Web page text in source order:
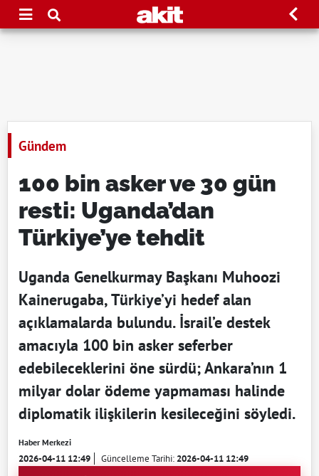
Gündem
100 bin asker ve 30 gün
resti: Uganda’dan
Türkiye’ye tehdit
Uganda Genelkurmay Başkanı Muhoozi
Kainerugaba, Türkiye’yi hedef alan
açıklamalarda bulundu. İsrail’e destek
amacıyla 100 bin asker seferber
edebileceklerini öne sürdü; Ankara’nın 1
milyar dolar ödeme yapmaması halinde
diplomatik ilişkilerin kesileceğini söyledi.
Haber Merkezi
2026-04-11 12:49 Güncelleme Tarihi:2026-04-11 12:49